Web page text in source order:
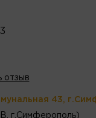
отзыв
43,
г.Симферополь)